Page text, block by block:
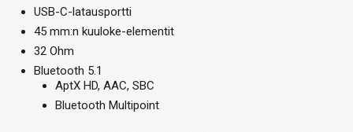
USB-C-latausportti
45 mm:n kuuloke-elementit
32 Ohm
Bluetooth 5.1
AptX HD, AAC, SBC
Bluetooth Multipoint